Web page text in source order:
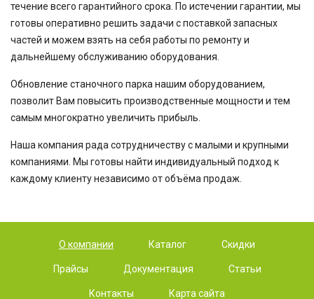
течение всего гарантийного срока. По истечении гарантии, мы
готовы оперативно решить задачи с поставкой запасных
частей и можем взять на себя работы по ремонту и
дальнейшему обслуживанию оборудования.
Обновление станочного парка нашим оборудованием,
позволит Вам повысить производственные мощности и тем
самым многократно увеличить прибыль.
Наша компания рада сотрудничеству с малыми и крупными
компаниями. Мы готовы найти индивидуальный подход к
каждому клиенту независимо от объёма продаж.
О компании Каталог Скидки
Прайсы Документация Статьи
Контакты Карта сайта